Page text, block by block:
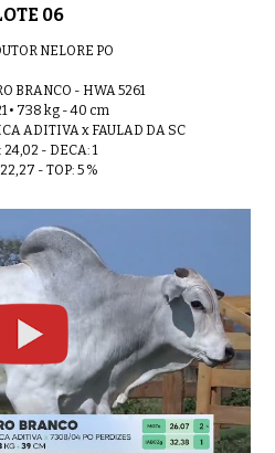
06
NELORE PO
BRANCO - HWA 5261
• 738 kg - 40 cm
ADITIVA x FAULAD DA SC
24,02 - DECA: 1
- TOP: 5 %